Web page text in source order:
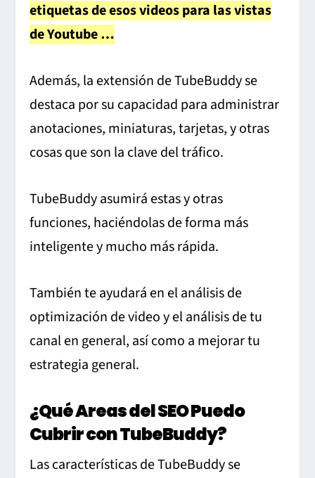
etiquetas de esos videos para las vistas
de Youtube …
Además, la extensión de TubeBuddy se
destaca por su capacidad para administrar
anotaciones, miniaturas, tarjetas, y otras
cosas que son la clave del tráfico.
TubeBuddy asumirá estas y otras
funciones, haciéndolas de forma más
inteligente y mucho más rápida.
También te ayudará en el análisis de
optimización de video y el análisis de tu
canal en general, así como a mejorar tu
estrategia general.
¿Qué Areas del SEO Puedo
Cubrir con TubeBuddy?
Las características de TubeBuddy se